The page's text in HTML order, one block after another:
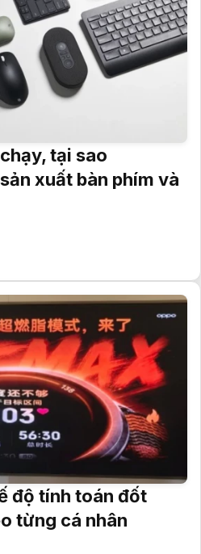
tại sao
xuất bàn phím và
độ tính toán đốt
từng cá nhân